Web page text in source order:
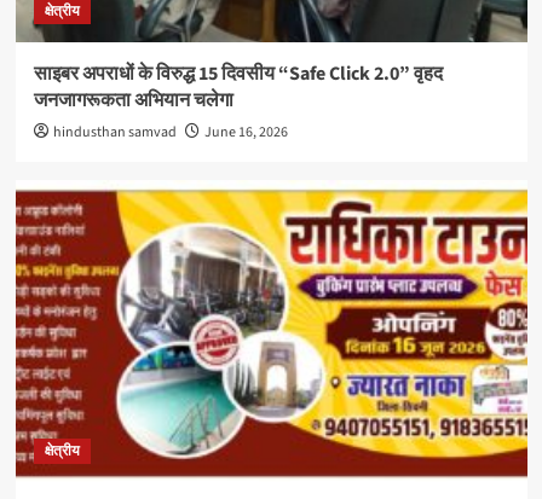
क्षेत्रीय
साइबर अपराधों के विरुद्ध 15 दिवसीय “Safe Click 2.0” वृहद
जनजागरूकता अभियान चलेगा
hindusthan samvad June 16, 2026
क्षेत्रीय